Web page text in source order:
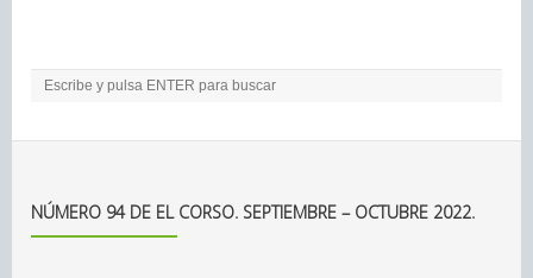
NÚMERO 94 DE EL CORSO. SEPTIEMBRE – OCTUBRE 2022.